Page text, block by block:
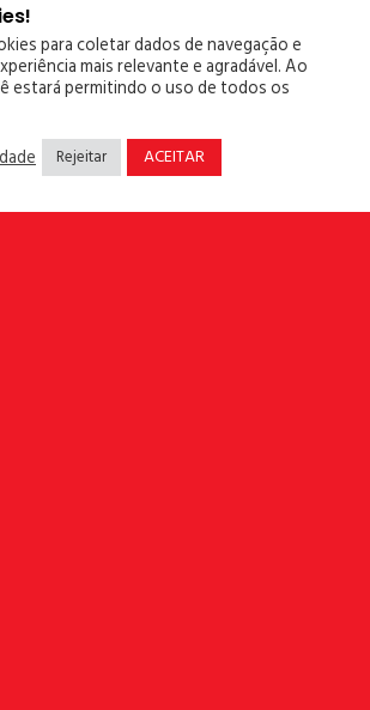
confiáveis – 91% dizem que a
dados é um componente
cultura orientada por dados;
tecnologia – 81% concordam que
seu programa de
para coletar dados de navegação e
mais relevante e agradável. Ao
estará permitindo o uso de todos os
Rejeitar ACEITAR